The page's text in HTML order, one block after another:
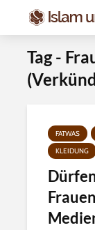
Tag -
FATWAS
KLEIDUNG